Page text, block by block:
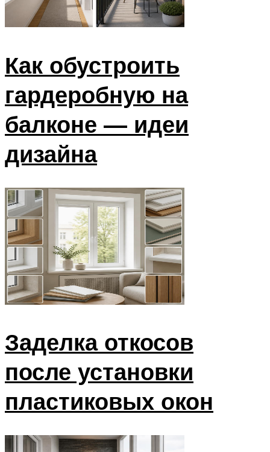
Как обустроить
гардеробную на
балконе — идеи
дизайна
Заделка откосов
после установки
пластиковых окон